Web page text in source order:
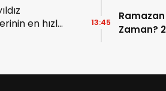
en hızlı
Zaman?
13:45